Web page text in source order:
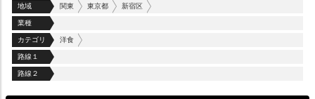
地域 関東 東京都 新宿区
業種
カテゴリ 洋食
路線１
路線２